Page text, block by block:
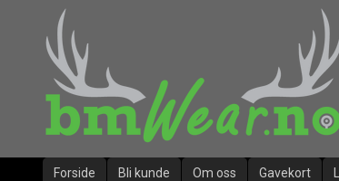
innholdet
Forside Bli kunde Om oss Gavekort